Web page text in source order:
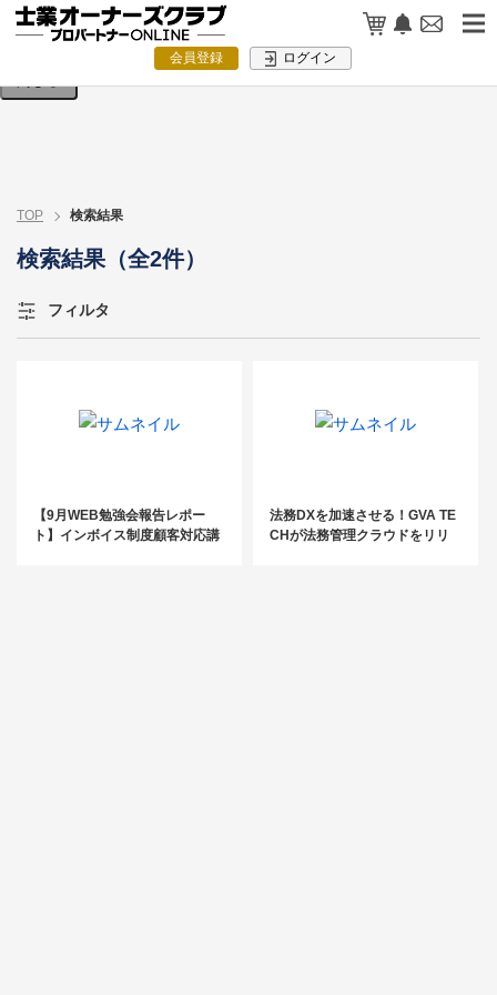
会員登録 ログイン
検索条件を入力してください。
TOP 検索結果
検索結果（全2件）
フィルタ
【9月WEB勉強会報告レポー
ト】インボイス制度顧客対応講
法務DXを加速させる！GVA TE
CHが法務管理クラウドをリリ